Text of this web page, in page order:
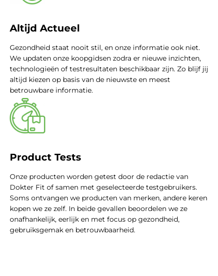
Altijd Actueel
Gezondheid staat nooit stil, en onze informatie ook niet.
We updaten onze koopgidsen zodra er nieuwe inzichten,
technologieën of testresultaten beschikbaar zijn. Zo blijf jij
altijd kiezen op basis van de nieuwste en meest
betrouwbare informatie.
Product Tests
Onze producten worden getest door de redactie van
Dokter Fit of samen met geselecteerde testgebruikers.
Soms ontvangen we producten van merken, andere keren
kopen we ze zelf. In beide gevallen beoordelen we ze
onafhankelijk, eerlijk en met focus op gezondheid,
gebruiksgemak en betrouwbaarheid.